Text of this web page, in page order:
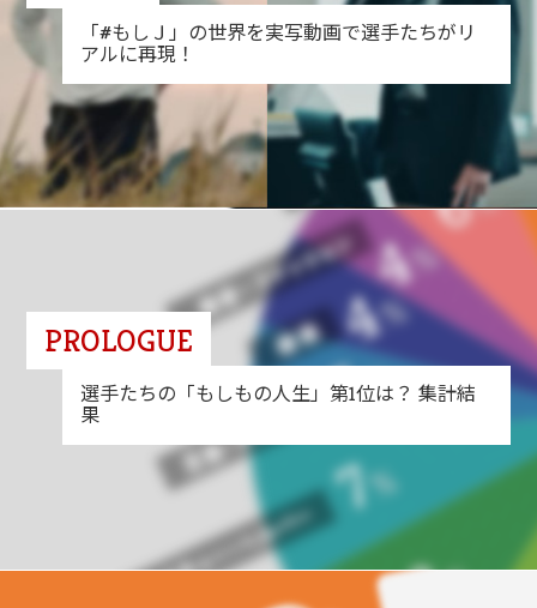
「#もしＪ」の世界を実写動画で選手たちがリ
アルに再現！
PROLOGUE
選手たちの「もしもの人生」第1位は？ 集計結
果